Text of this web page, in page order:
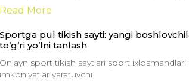
Read More
Sportga pul tikish sayti: yangi
to’g’ri yo’lni tanlash
Onlayn sport tikish saytlari sport
imkoniyatlar yaratuvchi